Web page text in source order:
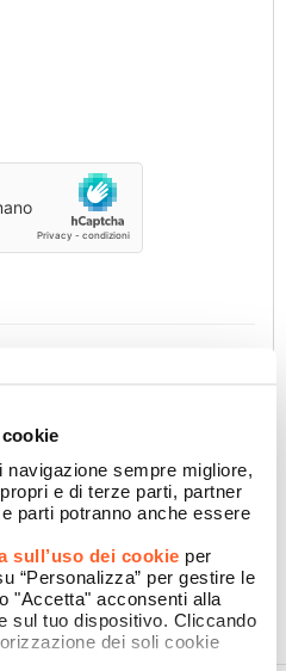
sempre migliore,
e di terze parti, partner
parti potranno anche essere
sull’uso dei cookie per
“Personalizza” per gestire le
"Accetta" acconsenti alla
sul tuo dispositivo. Cliccando
dei soli cookie